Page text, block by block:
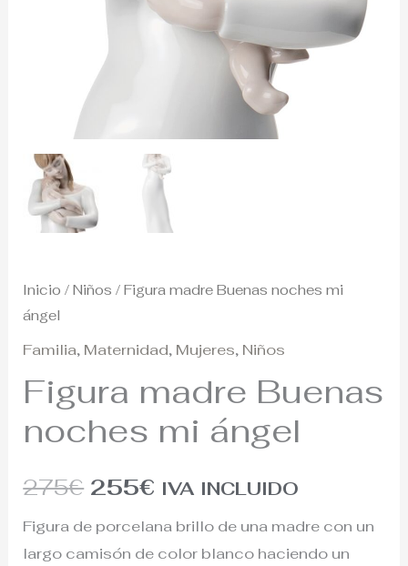
Inicio /Niños / Figura madre Buenas noches mi
ángel
Familia, Maternidad, Mujeres, Niños
Figura madre Buenas
noches mi ángel
275€ 255€ IVA INCLUIDO
Figura de porcelana brillo de una madre con un
largo camisón de color blanco haciendo un